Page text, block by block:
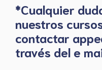
*Cualquier
nuestros
contactar
través del e